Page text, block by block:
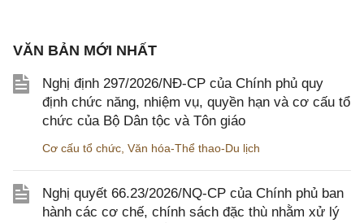
VĂN BẢN MỚI NHẤT
Nghị định 297/2026/NĐ-CP của Chính phủ quy
định chức năng, nhiệm vụ, quyền hạn và cơ cấu tổ
chức của Bộ Dân tộc và Tôn giáo
Cơ cấu tổ chức Văn hóa-Thể thao-Du lịch
Nghị quyết 66.23/2026/NQ-CP của Chính phủ ban
hành các cơ chế, chính sách đặc thù nhằm xử lý